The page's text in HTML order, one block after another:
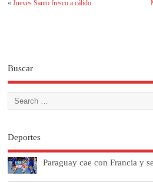
«Jueves Santo fresco a cálido
Buscar
Deportes
Paraguay cae con Francia y